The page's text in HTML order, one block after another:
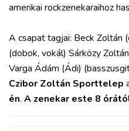
amerikai rockzenekaraihoz
A csapat tagjai: Beck Zoltán
(dobok, vokál) Sárközy
Varga Ádám (Ádi)
Czibor Zoltán Sporttelep
én. A zenekar este 8